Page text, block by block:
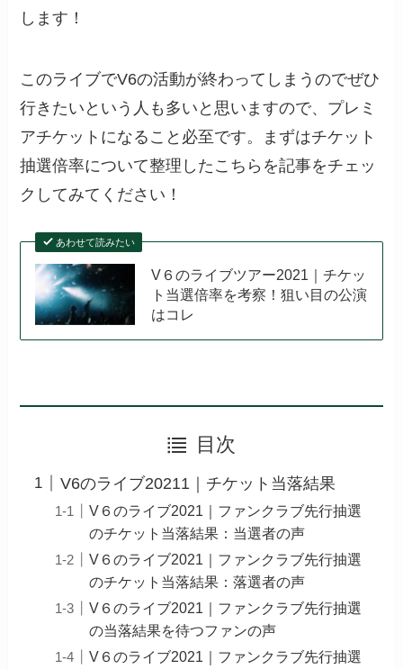
します！
このライブでV6の活動が終わってしまうのでぜひ
行きたいという人も多いと思いますので、プレミ
アチケットになること必至です。まずはチケット
抽選倍率について整理したこちらを記事をチェッ
クしてみてください！
あわせて読みたい
V６のライブツアー2021｜チケッ
ト当選倍率を考察！狙い目の公演
はコレ
目次
V6のライブ20211｜チケット当落結果
V６のライブ2021｜ファンクラブ先行抽選
のチケット当落結果：当選者の声
V６のライブ2021｜ファンクラブ先行抽選
のチケット当落結果：落選者の声
V６のライブ2021｜ファンクラブ先行抽選
の当落結果を待つファンの声
V６のライブ2021｜ファンクラブ先行抽選